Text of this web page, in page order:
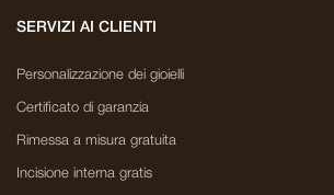
SERVIZI AI CLIENTI
Personalizzazione dei gioielli
Certificato di garanzia
Rimessa a misura gratuita
Incisione interna gratis